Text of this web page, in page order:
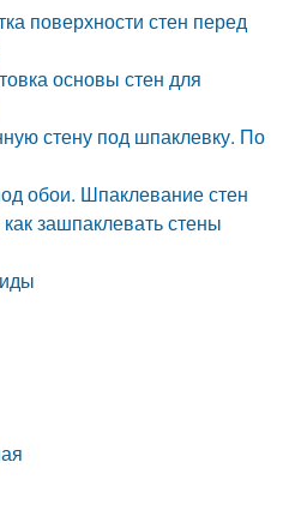
поверхности стен перед
основы стен для
стену под шпаклевку. По
обои. Шпаклевание стен
зашпаклевать стены